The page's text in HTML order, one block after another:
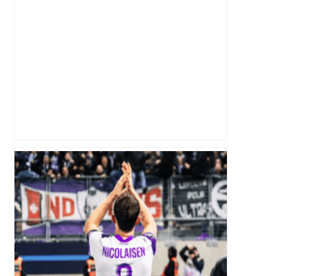
ENTRETIEN. Municipales 2026 à
Toulouse : sous le feu des critiques,
Briançon assume son alliance avec
Piquemal, "ce n’est pas un accord de
postes" – ladepeche.fr